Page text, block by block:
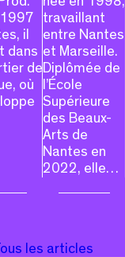
il
dans
de
où
travaillant
entre Nantes
et Marseille.
Diplômée de
l’École
Supérieure
des Beaux-
Arts de
Nantes en
2022, elle…
les articles